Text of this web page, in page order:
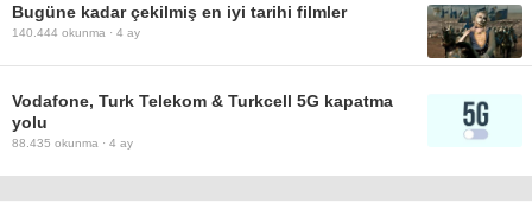
Bugüne kadar çekilmiş en iyi tarihi filmler
140.444 okunma · 4 ay
Vodafone, Turk Telekom & Turkcell 5G kapatma
yolu
88.435 okunma · 4 ay